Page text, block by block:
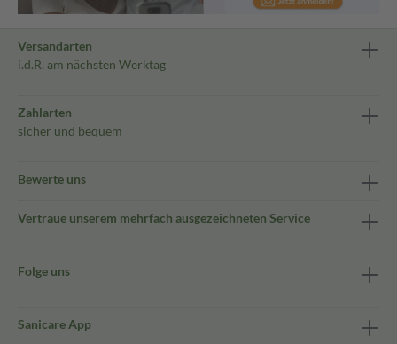
Versandarten
i.d.R. am nächsten Werktag
Zahlarten
sicher und bequem
Bewerte uns
Vertraue unserem mehrfach ausgezeichneten Service
Folge uns
Sanicare App